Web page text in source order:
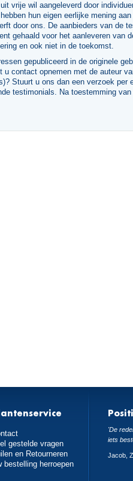
vrije wil aangeleverd door
hun eigen eerlijke mening
door ons. De aanbieders van de
gehaald voor het aanleveren van
en ook niet in de toekomst.
gepubliceerd in de originele
u contact opnemen met de auteur
Stuurt u ons dan een verzoek per
testimonials. Na toestemming
gestelde vragen
en Retourneren
bestelling herroepen
'De
iets
Jacob,